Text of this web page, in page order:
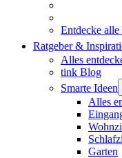
Entdecke
Ratgeber &
Alles
tink Blog
Smarte Ideen
Alles
Garten